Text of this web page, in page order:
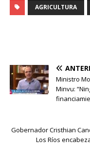
AGRICULTURA
Ministro
Minvu:
Gobernador Cristhian
Los Ríos